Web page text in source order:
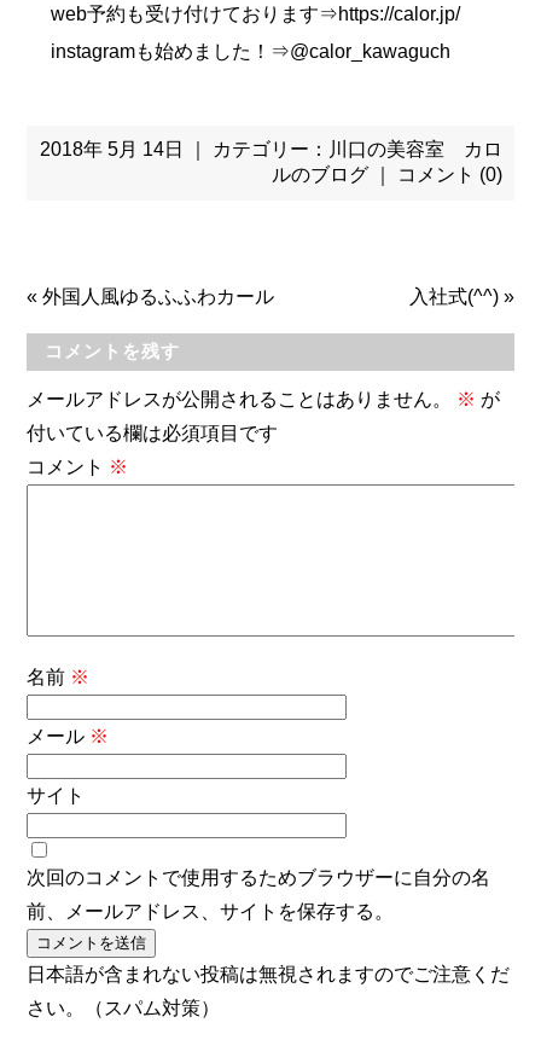
web予約も受け付けております⇒https://calor.jp/
instagramも始めました！⇒@calor_kawaguch
2018年 5月 14日 ｜ カテゴリー： 川口の美容室 カロ
ルのブログ｜ コメント (0)
«外国人風ゆるふふわカール 入社式(^^)»
コメントを残す
メールアドレスが公開されることはありません。 ※ が
付いている欄は必須項目です
コメント ※
名前 ※
メール ※
サイト
次回のコメントで使用するためブラウザーに自分の名
前、メールアドレス、サイトを保存する。
日本語が含まれない投稿は無視されますのでご注意くだ
さい。（スパム対策）